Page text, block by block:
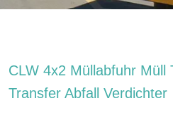
CLW 4x2 Müllabfuhr Müll
Transfer Abfall Verdichter